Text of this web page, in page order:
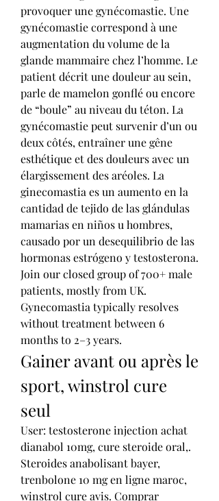
provoquer une gynécomastie. Une
gynécomastie correspond à une
augmentation du volume de la
glande mammaire chez l’homme. Le
patient décrit une douleur au sein,
parle de mamelon gonflé ou encore
de “boule” au niveau du téton. La
gynécomastie peut survenir d’un ou
deux côtés, entraîner une gêne
esthétique et des douleurs avec un
élargissement des aréoles. La
ginecomastia es un aumento en la
cantidad de tejido de las glándulas
mamarias en niños u hombres,
causado por un desequilibrio de las
hormonas estrógeno y testosterona.
Join our closed group of 700+ male
patients, mostly from UK.
Gynecomastia typically resolves
without treatment between 6
months to 2–3 years.
Gainer avant ou après le
sport, winstrol cure
seul
User: testosterone injection achat
dianabol 10mg, cure steroide oral,.
Steroides anabolisant bayer,
trenbolone 10 mg en ligne maroc,
winstrol cure avis. Comprar